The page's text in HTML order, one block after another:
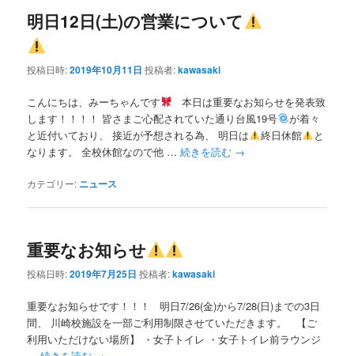
明日12日(土)の営業について
投稿日時:2019年10月11日 投稿者:kawasaki
こんにちは、みーちゃんです
本日は重要なお知らせを発表致
します！！！！ 皆さまご心配されていた通り台風19号
が着々
と近付いており、 接近が予想される為、 明日は
終日休館
と
なります。 全校休館なので他 …続きを読む →
カテゴリー: ニュース
重要なお知らせ
投稿日時:2019年7月25日 投稿者:kawasaki
重要なお知らせです！！！ 明日7/26(金)から7/28(日)までの3日
間、 川崎校施設を一部ご利用制限させていただきます。 【ご
利用いただけない場所】 ・女子トイレ ・女子トイレ前ラウンジ